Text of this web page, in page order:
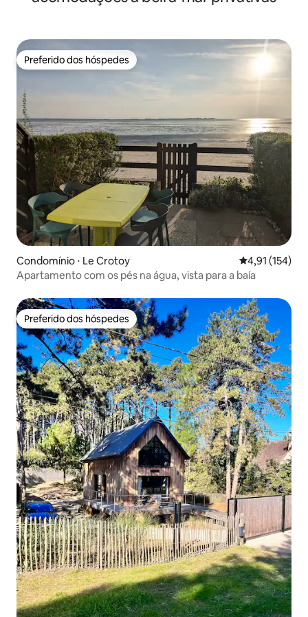
Preferido dos hóspedes
Preferido dos hóspedes
Condomínio ⋅ Le Crotoy 4,91 de uma
4,91 (154)
Apartamento com os pés na água, vista para a baía
Preferido dos hóspedes
Preferido dos hóspedes